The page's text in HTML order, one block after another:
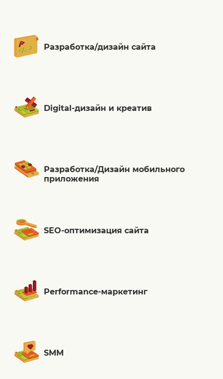
Разработка/дизайн сайта
Digital-дизайн и креатив
Разработка/Дизайн мобильного
приложения
SEO-оптимизация сайта
Performance-маркетинг
SMM